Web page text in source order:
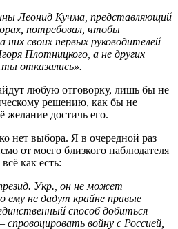
Леонид Кучма, представляющий
потребовал, чтобы
своих первых руководителей –
Плотницкого, а не других
отказались».
любую отговорку, лишь бы не
решению, как бы не
желание достичь его.
нет выбора. Я в очередной раз
от моего близкого наблюдателя
как есть:
Укр., он не может
ему не дадут крайне правые
способ добиться
войну с Россией,